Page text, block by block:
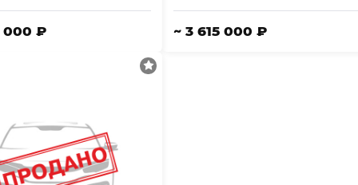
000 ₽ ~ 3 615 000 ₽